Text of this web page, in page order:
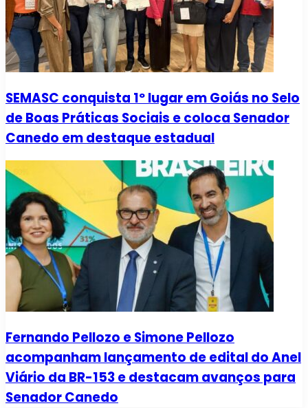
SEMASC conquista 1º lugar em Goiás no Selo
de Boas Práticas Sociais e coloca Senador
Canedo em destaque estadual
Fernando Pellozo e Simone Pellozo
acompanham lançamento de edital do Anel
Viário da BR-153 e destacam avanços para
Senador Canedo